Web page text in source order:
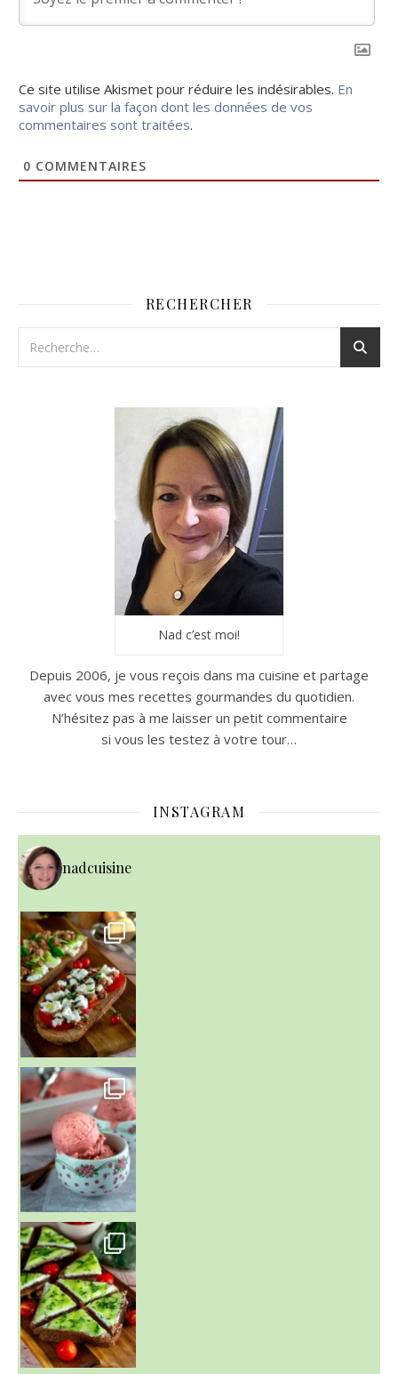
Ce site utilise Akismet pour réduire les indésirables. En
savoir plus sur la façon dont les données de vos
commentaires sont traitées.
0 COMMENTAIRES
RECHERCHER
Nad c’est moi!
Depuis 2006, je vous reçois dans ma cuisine et partage
avec vous mes recettes gourmandes du quotidien.
N’hésitez pas à me laisser un petit commentaire
si vous les testez à votre tour…
INSTAGRAM
nadcuisine
~ NICE CREAM À LA FRAISE ~
Presque un mois que